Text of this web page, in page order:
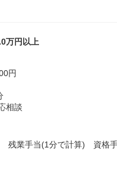
万円以上
円
相談
残業手当(1分で計算) 資格